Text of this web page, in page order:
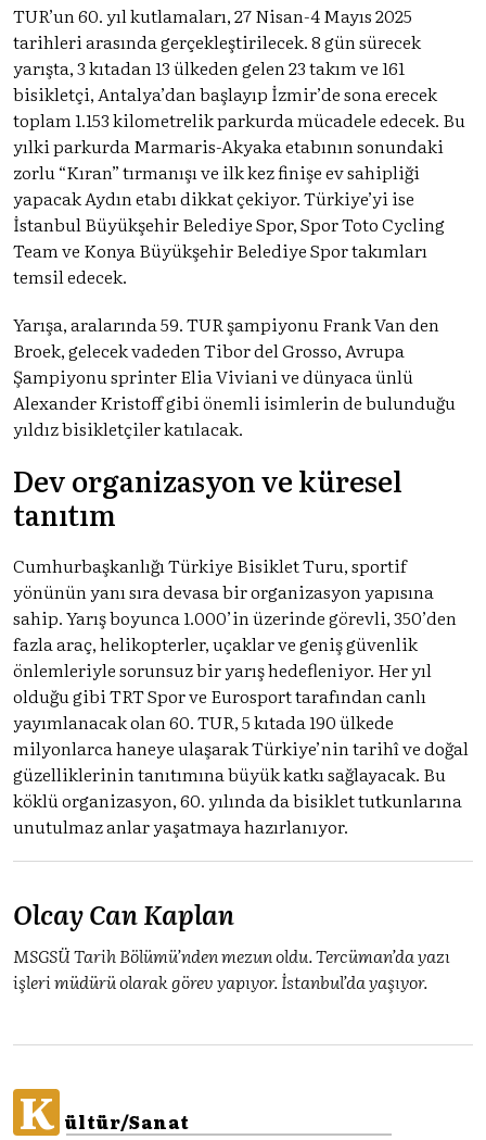
TUR’un 60. yıl kutlamaları, 27 Nisan-4 Mayıs 2025
tarihleri arasında gerçekleştirilecek. 8 gün sürecek
yarışta, 3 kıtadan 13 ülkeden gelen 23 takım ve 161
bisikletçi, Antalya’dan başlayıp İzmir’de sona erecek
toplam 1.153 kilometrelik parkurda mücadele edecek. Bu
yılki parkurda Marmaris-Akyaka etabının sonundaki
zorlu “Kıran” tırmanışı ve ilk kez finişe ev sahipliği
yapacak Aydın etabı dikkat çekiyor. Türkiye’yi ise
İstanbul Büyükşehir Belediye Spor, Spor Toto Cycling
Team ve Konya Büyükşehir Belediye Spor takımları
temsil edecek.
Yarışa, aralarında 59. TUR şampiyonu Frank Van den
Broek, gelecek vadeden Tibor del Grosso, Avrupa
Şampiyonu sprinter Elia Viviani ve dünyaca ünlü
Alexander Kristoff gibi önemli isimlerin de bulunduğu
yıldız bisikletçiler katılacak.
Dev organizasyon ve küresel
tanıtım
Cumhurbaşkanlığı Türkiye Bisiklet Turu, sportif
yönünün yanı sıra devasa bir organizasyon yapısına
sahip. Yarış boyunca 1.000’in üzerinde görevli, 350’den
fazla araç, helikopterler, uçaklar ve geniş güvenlik
önlemleriyle sorunsuz bir yarış hedefleniyor. Her yıl
olduğu gibi TRT Spor ve Eurosport tarafından canlı
yayımlanacak olan 60. TUR, 5 kıtada 190 ülkede
milyonlarca haneye ulaşarak Türkiye’nin tarihî ve doğal
güzelliklerinin tanıtımına büyük katkı sağlayacak. Bu
köklü organizasyon, 60. yılında da bisiklet tutkunlarına
unutulmaz anlar yaşatmaya hazırlanıyor.
Olcay Can Kaplan
MSGSÜ Tarih Bölümü’nden mezun oldu. Tercüman’da yazı
işleri müdürü olarak görev yapıyor. İstanbul’da yaşıyor.
K ültür/Sanat